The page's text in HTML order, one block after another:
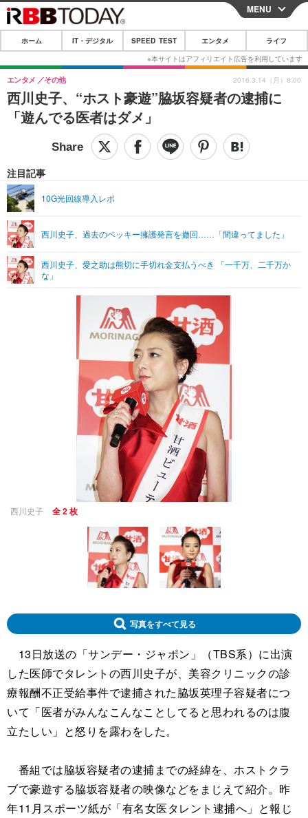
CLOSE
ホーム
IT・デジタル
IT・デジタルTOP スマートフォン
ショッピング その他
SPEED TEST
エンタメTOP 映画・ドラマ
グラビア ブログ
ショッピング その他
ライフTOP
リリース一覧
プッシュ通知の停止方法
MENU
ホーム IT・デジタル SPEED TEST エンタメ ライフ
西川史子、“ホスト豪遊”脇坂容疑者の逮捕に
「遊んでる医者はダメ」
エンタメ その他
注目記事
10G光回線導入レポ
西川史子、過去のベッキー擁護発言を撤回……「間違ってました」
西川史子、愛之助は熊切に手切れ金支払うべき 「一千万、二千万か
な」
2016.3.14（月）8:00
西川史子 全 2 枚
写真をすべて見る
13日放送の「サンデー・ジャポン」（TBS系）に出演
した医師でタレントの西川史子が、美容クリニックの診
療報酬不正受給事件で逮捕された脇坂英理子容疑者につ
いて「医者がみんなこんなことしてると思われるのは腹
立たしい」と怒りを露わをした。
番組では脇坂容疑者の逮捕までの経緯を、ホストクラ
ブで豪遊する脇坂容疑者の映像などをまじえて紹介。昨
年11月スポーツ紙が「有名女医タレント逮捕へ」と報じ